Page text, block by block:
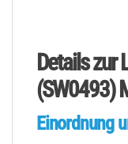
Details zur
(SW0493)
Einordnung